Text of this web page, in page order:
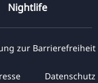
Nightlife
zur Barrierefreiheit
Datenschutz